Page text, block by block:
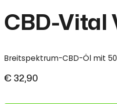
CBD-Vital
Breitspektrum-CBD-Öl mit
€ 32,90